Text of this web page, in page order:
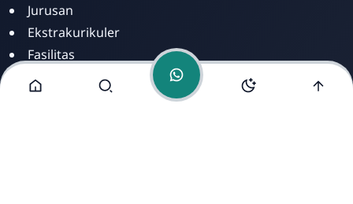
Jurusan
Ekstrakurikuler
Fasilitas